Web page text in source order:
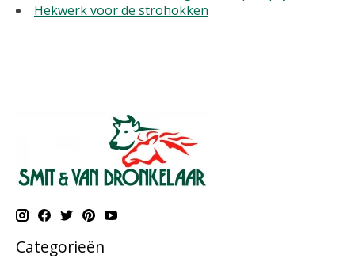
Hekwerk voor de strohokken
Categorieën